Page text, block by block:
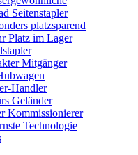
Seitenstapler
platzsparend
Platz im Lager
Mitgänger
Handler
Geländer
Kommissionierer
Technologie